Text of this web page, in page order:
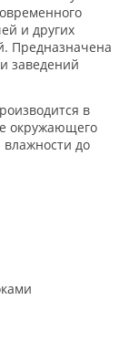
и других
Предназначена
заведений
в
окружающего
влажности до